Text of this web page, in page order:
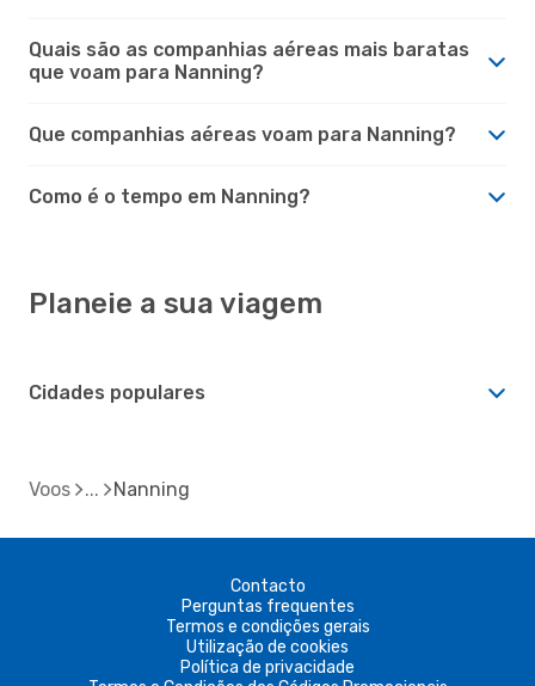
Quais são as companhias aéreas mais baratas
que voam para Nanning?
Que companhias aéreas voam para Nanning?
Como é o tempo em Nanning?
Planeie a sua viagem
Cidades populares
Voos Nanning
Contacto
Perguntas frequentes
Termos e condições gerais
Utilização de cookies
Política de privacidade